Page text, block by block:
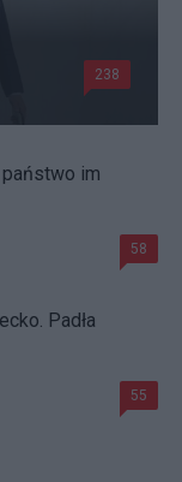
238
im
58
Padła
55